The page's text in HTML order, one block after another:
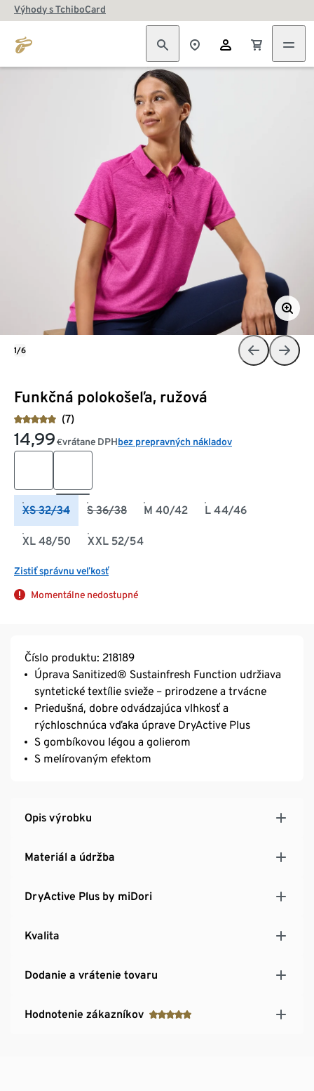
Výhody s TchiboCard
Funkčná polokošeľa, ružová
(7)
14,99 €vrátane DPHbez prepravných nákladov
XS 32/34 S 36/38 M 40/42 L 44/46
XL 48/50 XXL 52/54
Zistiť správnu veľkosť
Momentálne nedostupné
1/6
Číslo produktu: 218189
Úprava Sanitized® Sustainfresh Function udržiava
syntetické textílie svieže – prirodzene a trvácne
Priedušná, dobre odvádzajúca vlhkosť a
rýchloschnúca vďaka úprave DryActive Plus
S gombíkovou légou a golierom
S melírovaným efektom
Opis výrobku
Materiál a údržba
DryActive Plus by miDori
Kvalita
Dodanie a vrátenie tovaru
Hodnotenie zákazníkov